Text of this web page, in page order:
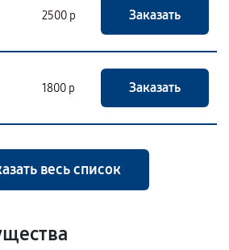
2500 р Заказать
1800 р Заказать
весь список